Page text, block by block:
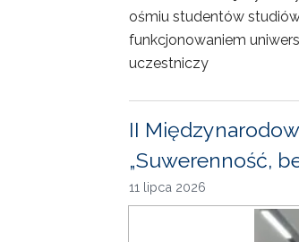
ośmiu studentów
funkcjonowaniem
uczestniczy
II
„Suwerenność,
11 lipca 2026